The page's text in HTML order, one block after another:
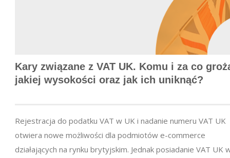
Kary związane z VAT UK. Komu i za co
jakiej wysokości oraz jak ich uniknąć?
Rejestracja do podatku VAT w UK i nadanie numeru VAT UK
otwiera nowe możliwości dla podmiotów e-commerce
działających na rynku brytyjskim. Jednak posiadanie VAT UK